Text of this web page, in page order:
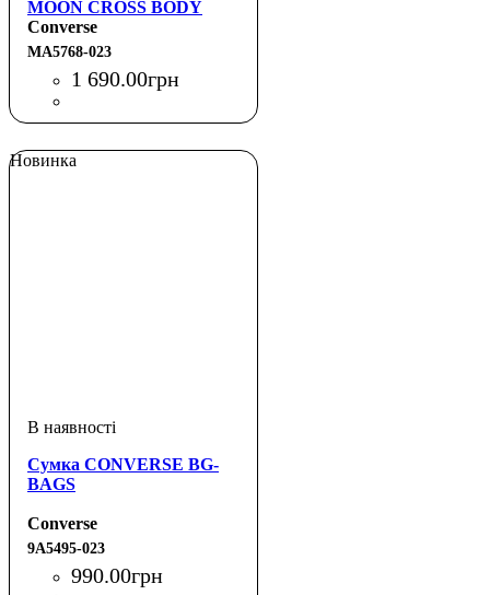
MOON CROSS BODY
Converse
MA5768-023
1 690.00грн
Новинка
Сумка CONVERSE BG-
BAGS
Converse
9A5495-023
990.00грн